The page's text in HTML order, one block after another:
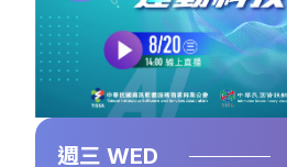
週三 WED